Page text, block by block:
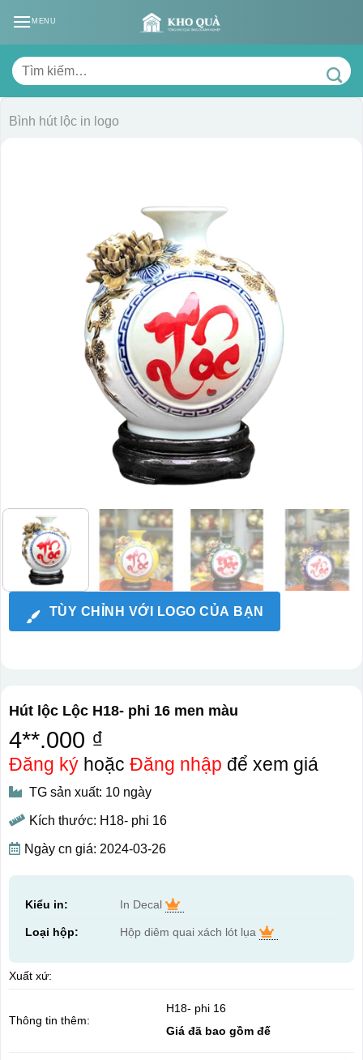
MENU
Tìm
kiếm:
Bình hút lộc in logo
TÙY CHỈNH VỚI LOGO CỦA BẠN
Hút lộc Lộc H18- phi 16 men màu
4**.000 ₫
Đăng kýhoặc Đăng nhập để xem giá
TG sản xuất: 10 ngày
Kích thước: H18- phi 16
Ngày cn giá: 2024-03-26
Kiểu in: In Decal
Loại hộp: Hộp diêm quai xách lót lụa
Xuất xứ:
Thông tin thêm:
H18- phi 16
Giá đã bao gồm đế